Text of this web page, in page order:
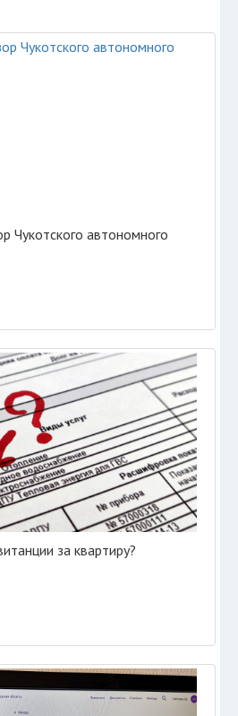
Чукотского автономного
за квартиру?